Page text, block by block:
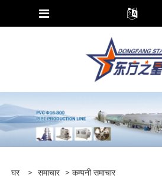
घर > समाचार > कम्पनी समाचार